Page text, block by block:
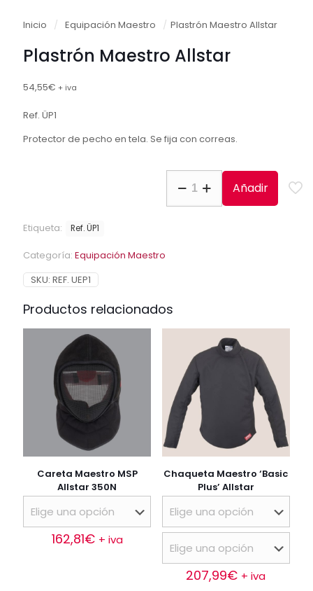
Inicio / Equipación Maestro / Plastrón Maestro Allstar
Plastrón Maestro Allstar
54,55€ + iva
Ref. ÜP1
Protector de pecho en tela. Se fija con correas.
Maestro
Allstar
Añadir
Etiqueta: Ref. ÜP1
Categoría: Equipación Maestro
SKU: REF. UEP1
Productos relacionados
Careta Maestro MSP
Allstar 350N
162,81€ + iva
Chaqueta Maestro ‘Basic
Plus’ Allstar
207,99€ + iva